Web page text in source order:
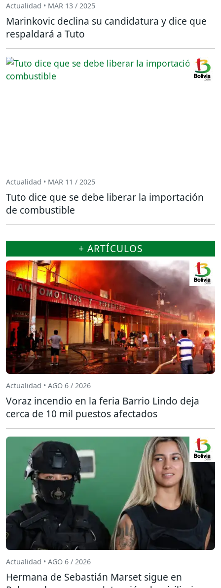
Actualidad • MAR 13 / 2025
Marinkovic declina su candidatura y dice que
respaldará a Tuto
Actualidad • MAR 11 / 2025
Tuto dice que se debe liberar la importación
de combustible
+ ARTÍCULOS
Actualidad • AGO 6 / 2026
Voraz incendio en la feria Barrio Lindo deja
cerca de 10 mil puestos afectados
Actualidad • AGO 6 / 2026
Hermana de Sebastián Marset sigue en